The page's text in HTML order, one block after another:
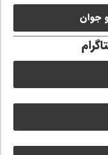
جوان